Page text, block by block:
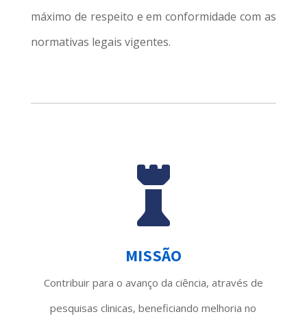
máximo de respeito e em conformidade com as
normativas legais vigentes.

MISSÃO
Contribuir para o avanço da ciência, através de
pesquisas clinicas, beneficiando melhoria no